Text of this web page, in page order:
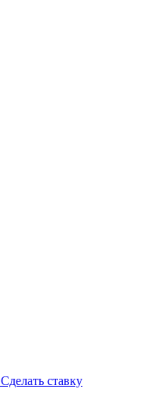
Сделать ставку